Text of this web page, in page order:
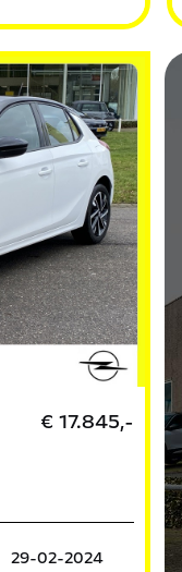
€ 17.845,-
29-02-2024